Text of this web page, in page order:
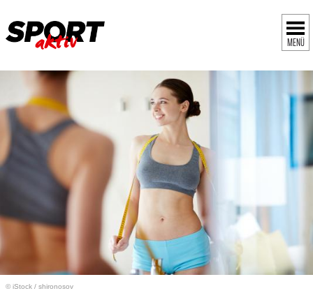
MENÜ
© iStock / shironosov